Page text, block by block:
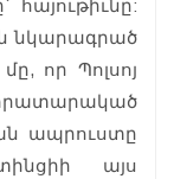
հայութիւնը:
նկարագրած
որ Պոլսոյ
հրատարակած
ապրուստը
այս